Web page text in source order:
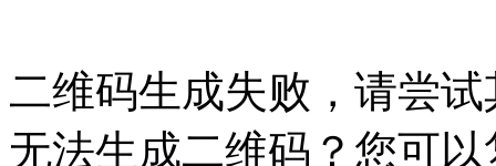
二维码生成失败，请尝
无法生成二维码？您可